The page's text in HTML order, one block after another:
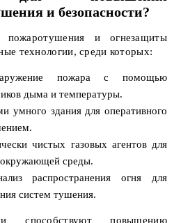
и безопасности?
пожаротушения и огнезащиты
технологии, среди которых:
пожара с помощью
дыма и температуры.
умного здания для оперативного
чистых газовых агентов для
окружающей среды.
распространения огня для
систем тушения.
способствуют повышению